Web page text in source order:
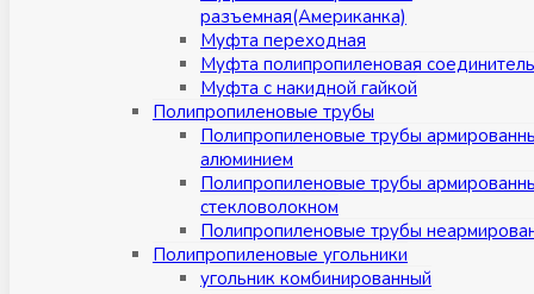
разъемная(Американка)
Муфта переходная
Муфта полипропиленовая
Муфта с накидной гайкой
Полипропиленовые трубы
Полипропиленовые трубы
алюминием
Полипропиленовые трубы
стекловолокном
Полипропиленовые трубы
Полипропиленовые угольники
угольник комбинированный